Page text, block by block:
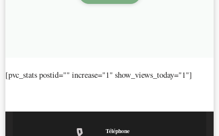
[pvc_stats postid="" increase="1" show_views_today="1"]
Téléphone